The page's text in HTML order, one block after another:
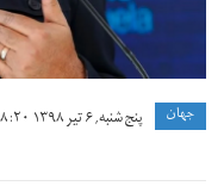
جهان پنج شنبه, ۶ تیر ۱۳۹۸ ۰۸:۲۰